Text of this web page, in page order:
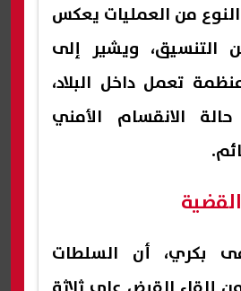
من العمليات يعكس
التنسيق، ويشير إلى
تعمل داخل البلاد،
الانقسام الأمني
بكري، أن السلطات